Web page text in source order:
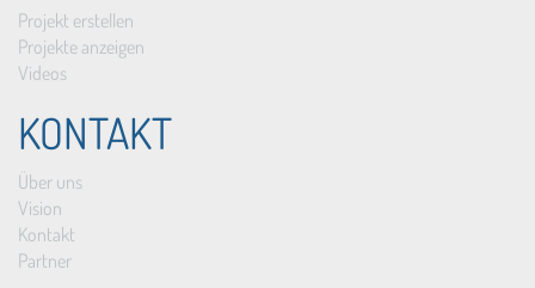
Projekt erstellen
Projekte anzeigen
Videos
KONTAKT
Über uns
Vision
Kontakt
Partner